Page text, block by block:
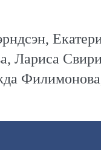
Лариса